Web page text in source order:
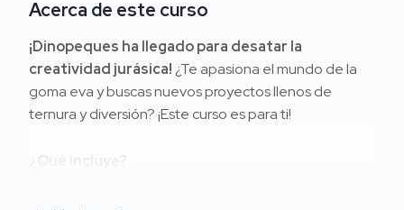
Acerca de este curso
¡Dinopeques ha llegado para desatar la
creatividad jurásica! ¿Te apasiona el mundo de la
goma eva y buscas nuevos proyectos llenos de
ternura y diversión? ¡Este curso es para ti!